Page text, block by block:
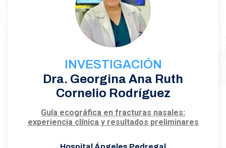
INVESTIGACIÓN
Dra. Georgina Ana Ruth
Cornelio Rodríguez
Guía ecográfica en fracturas nasales:
experiencia clínica y resultados preliminares